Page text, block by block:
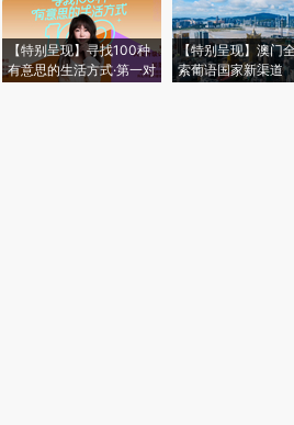
【特别呈现】寻找100种
有意思的生活方式·第一对
【特别呈现】澳门
索葡语国家新渠道